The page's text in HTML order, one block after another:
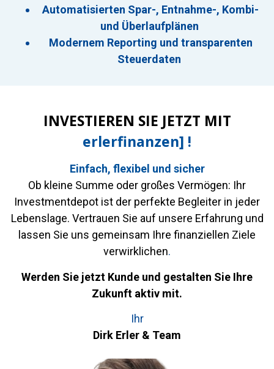
Automatisierten Spar-, Entnahme-, Kombi-
und Überlaufplänen
Modernem Reporting und transparenten
Steuerdaten
INVESTIEREN SIE JETZT MIT
erlerfinanzen] !
Einfach, flexibel und sicher
Ob kleine Summe oder großes Vermögen: Ihr
Investmentdepot ist der perfekte Begleiter in jeder
Lebenslage. Vertrauen Sie auf unsere Erfahrung und
lassen Sie uns gemeinsam Ihre finanziellen Ziele
verwirklichen.
Werden Sie jetzt Kunde und gestalten Sie Ihre
Zukunft aktiv mit.
Ihr
Dirk Erler & Team